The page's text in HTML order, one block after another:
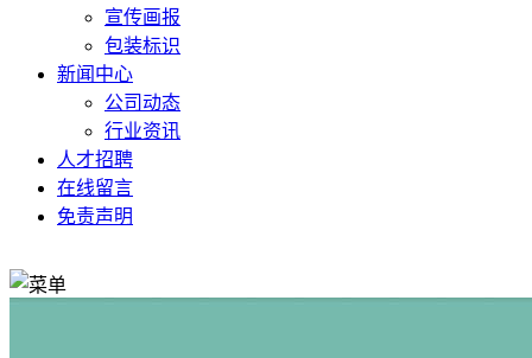
宣传画报
包装标识
新闻中心
公司动态
行业资讯
人才招聘
在线留言
免责声明